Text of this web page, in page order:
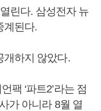
린다. 삼성전자 뉴
계된다.
개하지 않았다.
팩 ‘파트2’라는 점
가 아니라 8월 열